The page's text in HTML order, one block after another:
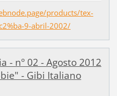
products/tex-
9-abril-2002/
- nº 02 - Agosto 2012
- Gibi Italiano